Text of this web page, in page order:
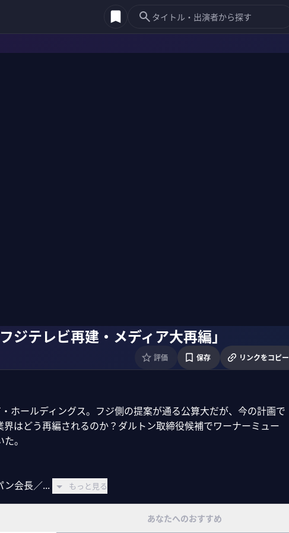
ジテレビ再建・メディア大再編」
評価 保存 リンクをコピー
ホールディングス。フジ側の提案が通る公算大だが、今の計画で
はどう再編されるのか？ダルトン取締役候補でワーナーミュー
。
ン会長／...
もっと見る
あなたへのおすすめ